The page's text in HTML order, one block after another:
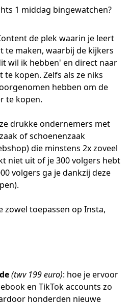
1 middag bingewatchen?
de plek waarin je leert
te maken, waarbij de kijkers
wil ik hebben' en direct naar
kopen. Zelfs als ze niks
hebben om de
te kopen.
drukke ondernemers met
of schoenenzaak
die minstens 2x zoveel
niet uit of je 300 volgers hebt
volgers ga je dankzij deze
zowel toepassen op Insta,
(twv 199 euro): hoe je ervoor
en TikTok accounts zo
honderden nieuwe